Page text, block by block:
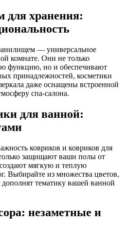
для хранения:
— универсальное
комнате. Они не только
функцию, но и обеспечивают
принадлежностей, косметики
даже оснащены встроенной
спа-салона.
для ванной:
ковриков и ковриков для
защищают ваши полы от
мягкую и теплую
Выбирайте из множества цветов,
дополнят тематику вашей ванной
незаметные и